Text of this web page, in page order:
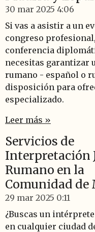
30 mar 2025 4:06
Si vas a asistir a un
congreso
conferencia
necesitas garantizar
rumano - español o
disposición para
especializado.
Leer más »
Servicios de
Interpretación
Rumano en la
Comunidad de
29 mar 2025 0:11
¿Buscas un
en cualquier ciudad